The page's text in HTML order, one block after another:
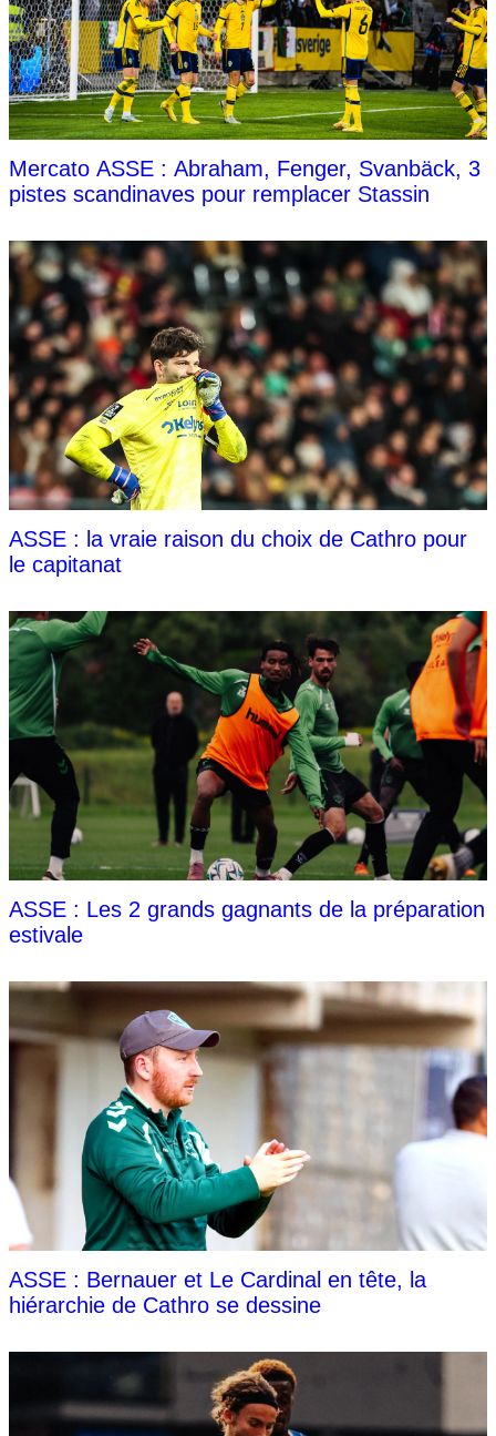
Mercato ASSE : Abraham, Fenger, Svanbäck, 3
pistes scandinaves pour remplacer Stassin
ASSE : la vraie raison du choix de Cathro pour
le capitanat
ASSE : Les 2 grands gagnants de la préparation
estivale
ASSE : Bernauer et Le Cardinal en tête, la
hiérarchie de Cathro se dessine